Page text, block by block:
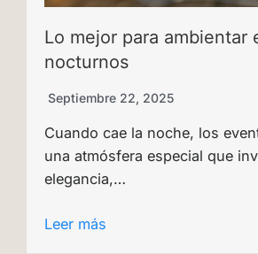
Lo mejor para ambientar
nocturnos
Septiembre 22, 2025
Cuando cae la noche, los
una atmósfera especial que
elegancia,…
Leer más